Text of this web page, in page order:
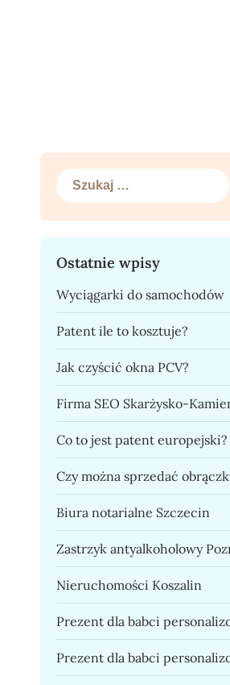
Szukaj:
Ostatnie wpisy
Wyciągarki do samochodów
Patent ile to kosztuje?
Jak czyścić okna PCV?
Firma SEO Skarżysko-
Co to jest patent europejski?
Czy można sprzedać
Biura notarialne Szczecin
Zastrzyk antyalkoholowy
Nieruchomości Koszalin
Prezent dla babci
Prezent dla babci